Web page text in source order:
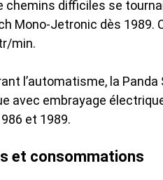
chemins difficiles se
Mono-Jetronic dès 1989.
min.
l’automatisme, la
avec embrayage
et 1989.
et consommations